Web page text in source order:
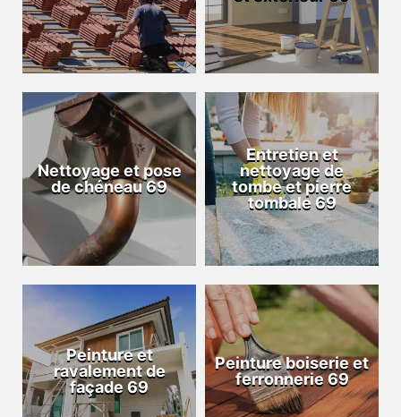
Nettoyage et pose
de chéneau 69
Entretien et
nettoyage de
tombe et pierre
tombale 69
Peinture et
ravalement de
façade 69
Peinture boiserie et
ferronnerie 69